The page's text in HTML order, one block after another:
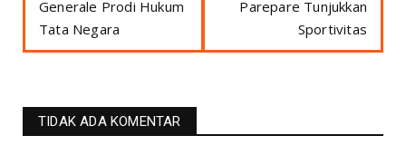
Generale Prodi Hukum
Tata Negara
Parepare Tunjukkan
Sportivitas
TIDAK ADA KOMENTAR